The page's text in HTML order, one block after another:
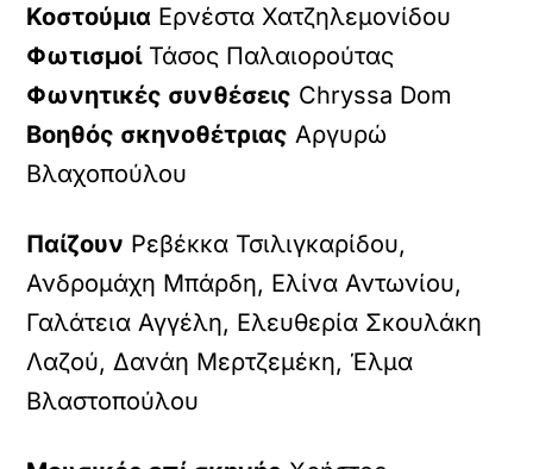
Κοστούμια Ερνέστα Χατζηλεμονίδου
ΦωτισμοίΤάσος Παλαιορούτας
Φωνητικές συνθέσεις Chryssa Dom
Βοηθός σκηνοθέτριας Αργυρώ
Βλαχοπούλου
Παίζουν Ρεβέκκα Τσιλιγκαρίδου,
Ανδρομάχη Μπάρδη, Ελίνα Αντωνίου,
Γαλάτεια Αγγέλη, Ελευθερία Σκουλάκη
Λαζού, Δανάη Μερτζεμέκη, Έλμα
Βλαστοπούλου